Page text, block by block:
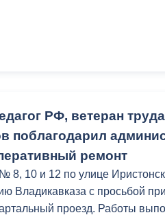
РФ, ветеран
поблагодарил
ремонт
8, 10 и 12 по улице
Владикавказа с просьбой
проезд. Работы